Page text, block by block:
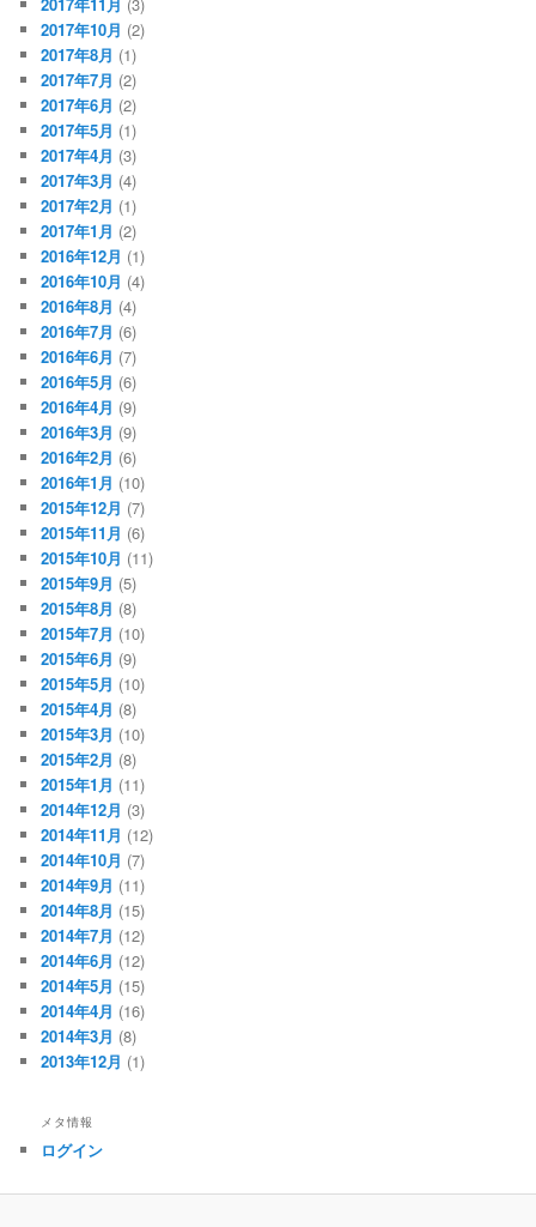
2017年10月 (2)
2017年8月 (1)
2017年7月 (2)
2017年6月 (2)
2017年5月 (1)
2017年4月 (3)
2017年3月 (4)
2017年2月 (1)
2017年1月 (2)
2016年12月 (1)
2016年10月 (4)
2016年8月 (4)
2016年7月 (6)
2016年6月 (7)
2016年5月 (6)
2016年4月 (9)
2016年3月 (9)
2016年2月 (6)
2016年1月 (10)
2015年12月 (7)
2015年11月 (6)
2015年10月 (11)
2015年9月 (5)
2015年8月 (8)
2015年7月 (10)
2015年6月 (9)
2015年5月 (10)
2015年4月 (8)
2015年3月 (10)
2015年2月 (8)
2015年1月 (11)
2014年12月 (3)
2014年11月 (12)
2014年10月 (7)
2014年9月 (11)
2014年8月 (15)
2014年7月 (12)
2014年6月 (12)
2014年5月 (15)
2014年4月 (16)
2014年3月 (8)
2013年12月 (1)
メタ情報
ログイン